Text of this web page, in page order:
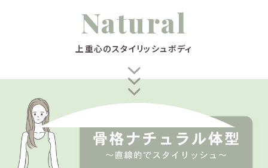
Natural
上重心のスタイリッシュボディ